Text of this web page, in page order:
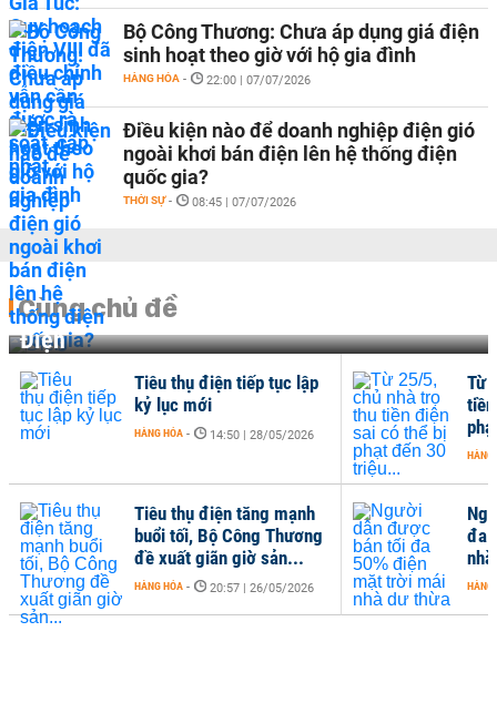
Bộ Công Thương: Chưa áp dụng giá điện
sinh hoạt theo giờ với hộ gia đình
HÀNG HÓA - 22:00 | 07/07/2026
Điều kiện nào để doanh nghiệp điện gió
ngoài khơi bán điện lên hệ thống điện
quốc gia?
THỜI SỰ - 08:45 | 07/07/2026
Cùng chủ đề
Điện
đa
HÀNG
Tiêu thụ điện tiếp tục lập
kỷ lục mới
HÀNG HÓA - 14:50 | 28/05/2026
Tiêu thụ điện tăng mạnh
buổi tối, Bộ Công Thương
đề xuất giãn giờ sản...
HÀNG HÓA - 20:57 | 26/05/2026
Từ
HÀNG